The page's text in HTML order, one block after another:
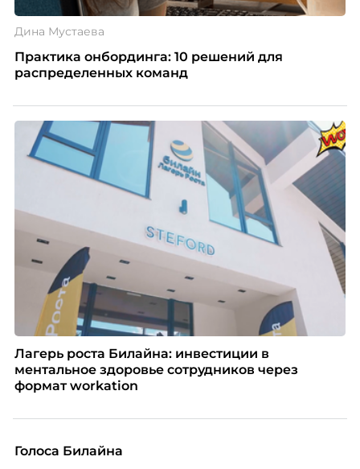
Дина Мустаева
Практика онбординга: 10 решений для
распределенных команд
Лагерь роста Билайна: инвестиции в
ментальное здоровье сотрудников через
формат workation
Голоса Билайна